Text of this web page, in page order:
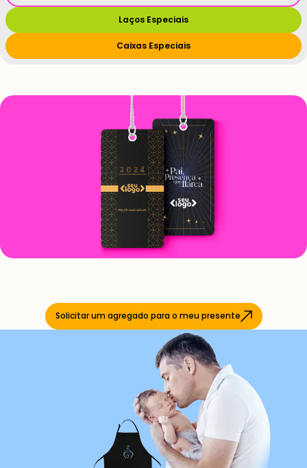
Laços Especiais
Caixas Especiais
Solicitar um agregado para o meu presente